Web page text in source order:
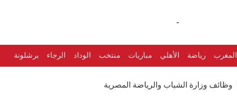
-
المغرب رياضة الأهلي مباريات منتخب الوداد الرجاء برشلونة
وظائف وزارة الشباب والرياضة المصرية